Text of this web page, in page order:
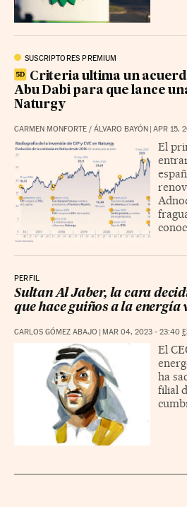
SUSCRIPTORES PREMIUM
Criteria ultima un
Abu Dabi para que lance
Naturgy
CARMEN MONFORTE / ÁLVARO BAYÓN | APR 15,
El
PERFIL
Sultan Al Jaber, la cara
que hace guiños a la energía
CARLOS GÓMEZ ABAJO | MAR 04, 2023 - 23:40
El
ha
filial